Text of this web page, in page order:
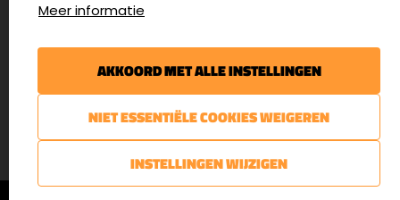
Afspraak maken
Nieuwsbrief
€5,- kortingsbon voor uw volgende bestelling.
Blijf op de hoogte van het laatste nieuws
© DB-Schietsport 2026 |Algemene voorwaarden|
website gebruiken en hoe effectief de Adwords-
advertenties van Dekkers trading bij Google
zoekresultaatpagina’s zijn. De aldus verkregen
informatie wordt, met inbegrip van het adres van
uw computer (IP-adres), overgebracht naar en
Verenigde Staten. Lees het privacybeleid van
Google voor meer informatie. U treft ook het
Meer informatie
AKKOORD MET ALLE INSTELLINGEN
NIET ESSENTIËLE COOKIES WEIGEREN
INSTELLINGEN WIJZIGEN